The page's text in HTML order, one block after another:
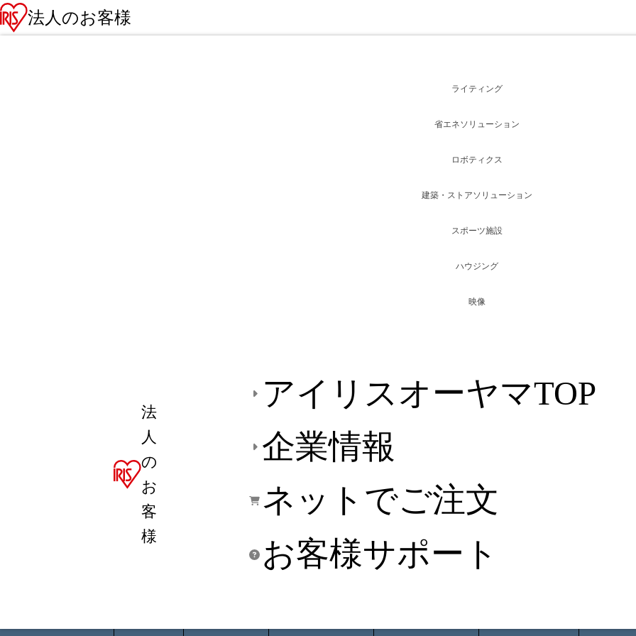
法人のお客様
法
人
の
お
客
様
アイリスオーヤマTOP
企業情報
ネットでご注文
お客様サポート
ライティング
省エネソリューション
ロボティクス
建築・ストアソリューション
スポーツ施設
ハウジング
映像